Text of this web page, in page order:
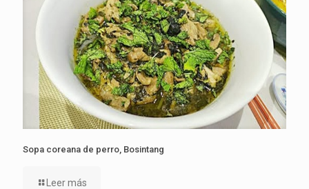
Sopa coreana de perro, Bosintang
Leer más